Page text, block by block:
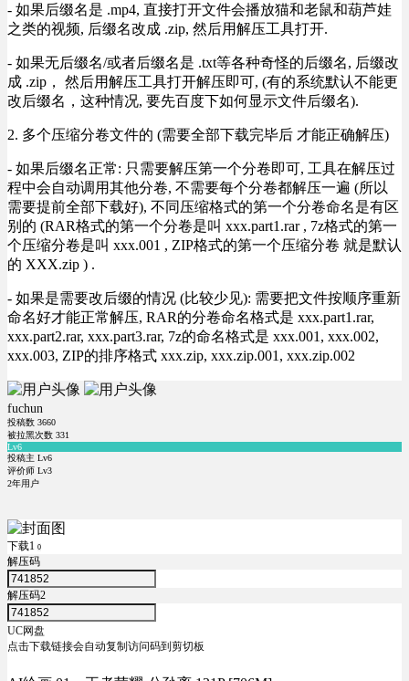
- 如果后缀名是 .mp4, 直接打开文件会播放猫和老鼠和葫芦娃
之类的视频, 后缀名改成 .zip, 然后用解压工具打开.
- 如果无后缀名/或者后缀名是 .txt等各种奇怪的后缀名, 后缀改
成 .zip， 然后用解压工具打开解压即可, (有的系统默认不能更
改后缀名，这种情况, 要先百度下如何显示文件后缀名).
2. 多个压缩分卷文件的 (需要全部下载完毕后 才能正确解压)
- 如果后缀名正常: 只需要解压第一个分卷即可, 工具在解压过
程中会自动调用其他分卷, 不需要每个分卷都解压一遍 (所以
需要提前全部下载好), 不同压缩格式的第一个分卷命名是有区
别的 (RAR格式的第一个分卷是叫 xxx.part1.rar , 7z格式的第一
个压缩分卷是叫 xxx.001 , ZIP格式的第一个压缩分卷 就是默认
的 XXX.zip ) .
- 如果是需要改后缀的情况 (比较少见): 需要把文件按顺序重新
命名好才能正常解压, RAR的分卷命名格式是 xxx.part1.rar,
xxx.part2.rar, xxx.part3.rar, 7z的命名格式是 xxx.001, xxx.002,
xxx.003, ZIP的排序格式 xxx.zip, xxx.zip.001, xxx.zip.002
fuchun
投稿数 3660
被拉黑次数 331
Lv6
投稿主 Lv6
评价师 Lv3
2年用户
下载1 0
解压码
解压码2
UC网盘
点击下载链接会自动复制访问码到剪切板